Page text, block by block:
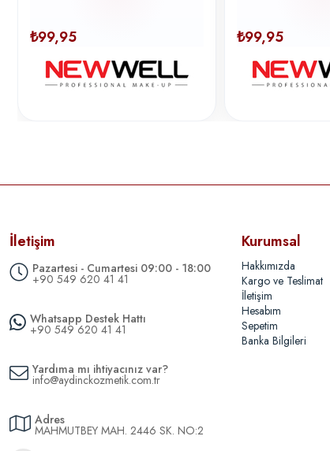
₺99,95 ₺99,95
İletişim
Pazartesi - Cumartesi 09:00 - 18:00
+90 549 620 41 41
Whatsapp Destek Hattı
+90 549 620 41 41
Yardıma mı ihtiyacınız var?
info@aydinckozmetik.com.tr
Adres
MAHMUTBEY MAH. 2446 SK. NO:2
Kurumsal
Hakkımızda
Kargo ve Teslimat
İletişim
Hesabım
Sepetim
Banka Bilgileri